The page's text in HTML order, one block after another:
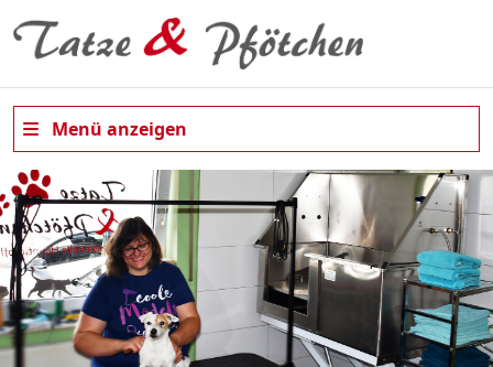
Menü anzeigen